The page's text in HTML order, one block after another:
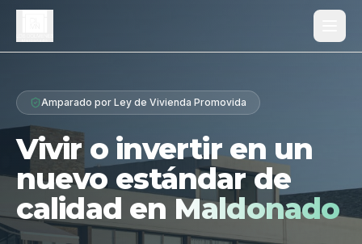
Proyecto
Diferenciales
Tipologías
Galería
Amparado por Ley de Vivienda Promovida
Vivir o invertir en un
nuevo estándar de
calidad en Maldonado